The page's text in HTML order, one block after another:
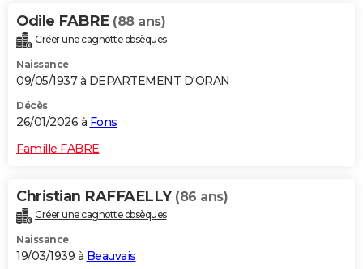
Odile FABRE (88 ans)
Créer une cagnotte obsèques
Naissance
09/05/1937 à DEPARTEMENT D'ORAN
Décès
26/01/2026 à Fons
Famille FABRE
Christian RAFFAELLY (86 ans)
Créer une cagnotte obsèques
Naissance
19/03/1939 à Beauvais